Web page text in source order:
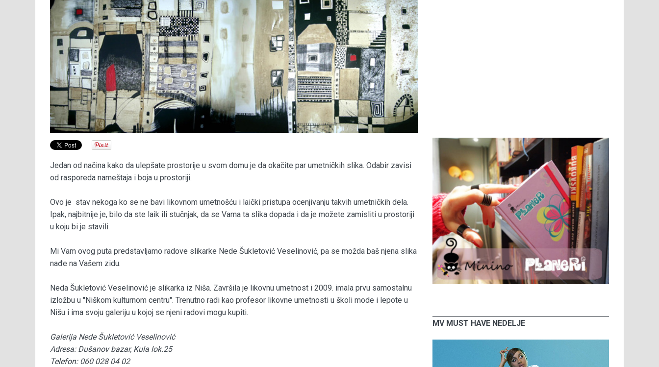
Jedan od načina kako da ulepšate prostorije u svom domu je da okačite par umetničkih slika. Odabir zavisi
od rasporeda nameštaja i boja u prostoriji.
Ovo je stav nekoga ko se ne bavi likovnom umetnošću i laički pristupa ocenjivanju takvih umetničkih dela.
Ipak, najbitnije je, bilo da ste laik ili stučnjak, da se Vama ta slika dopada i da je možete zamisliti u prostoriji
u koju bi je stavili.
Mi Vam ovog puta predstavljamo radove slikarke Nede Šukletović Veselinović, pa se možda baš njena slika
nađe na Vašem zidu.
Neda Šukletović Veselinović je slikarka iz Niša. Završila je likovnu umetnost i 2009. imala prvu samostalnu
izložbu u "Niškom kulturnom centru". Trenutno radi kao profesor likovne umetnosti u školi mode i lepote u
Nišu i ima svoju galeriju u kojoj se njeni radovi mogu kupiti.
Galerija Nede Šukletović Veselinović
Adresa: Dušanov bazar, Kula lok.25
Telefon: 060 028 04 02
MV MUST HAVE NEDELJE